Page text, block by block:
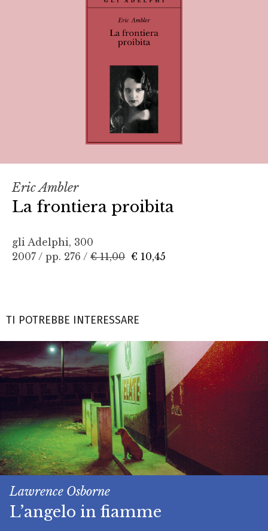
Eric Ambler
La frontiera proibita
gli Adelphi, 300
2007 / pp. 276 / € 11,00 € 10,45
TI POTREBBE INTERESSARE
Lawrence Osborne
L’angelo in fiamme